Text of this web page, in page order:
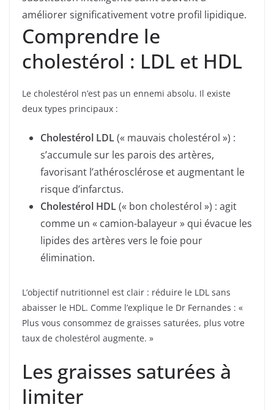
améliorer significativement votre profil lipidique.
Comprendre le
cholestérol : LDL et HDL
Le cholestérol n’est pas un ennemi absolu. Il existe
deux types principaux :
Cholestérol LDL(« mauvais cholestérol ») :
s’accumule sur les parois des artères,
favorisant l’athérosclérose et augmentant le
risque d’infarctus.
Cholestérol HDL(« bon cholestérol ») : agit
comme un « camion-balayeur » qui évacue les
lipides des artères vers le foie pour
élimination.
L’objectif nutritionnel est clair : réduire le LDL sans
abaisser le HDL. Comme l’explique le Dr Fernandes : «
Plus vous consommez de graisses saturées, plus votre
taux de cholestérol augmente. »
Les graisses saturées à
limiter